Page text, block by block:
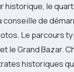
le
conseille de
Le parcours
le Grand Bazar.
historiques